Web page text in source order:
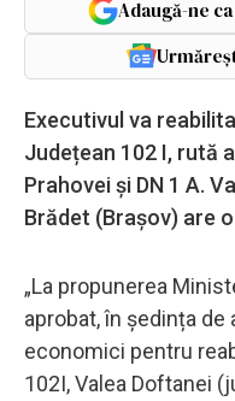
Adaugă-ne
Executivul va
Județean 102 I, rută
Prahovei și DN 1 A.
Brădet (Brașov) are
„La propunerea
aprobat, în ședința
economici pentru
102I, Valea Doftanei